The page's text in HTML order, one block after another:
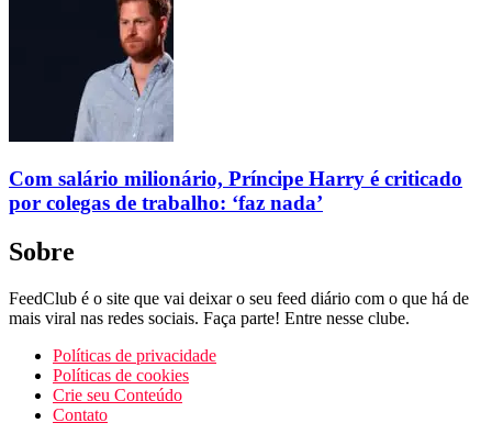
Com salário milionário, Príncipe Harry é criticado
por colegas de trabalho: ‘faz nada’
Sobre
FeedClub é o site que vai deixar o seu feed diário com o que há de
mais viral nas redes sociais. Faça parte! Entre nesse clube.
Políticas de privacidade
Políticas de cookies
Crie seu Conteúdo
Contato